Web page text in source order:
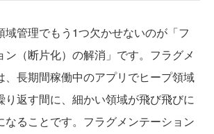
管理でもう1つ欠かせないのが「フ
ン（断片化）の解消」です。フラグメ
、長期間稼働中のアプリでヒープ領域
り返す間に、細かい領域が飛び飛びに
なることです。フラグメンテーション